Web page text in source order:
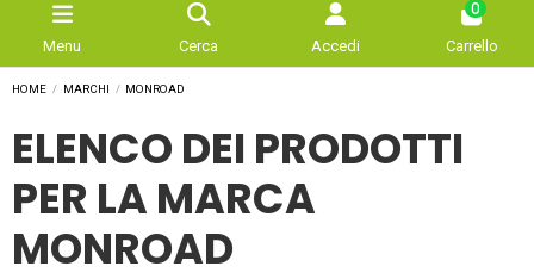
Menu Cerca Accedi
0
Carrello
HOME MARCHI MONROAD
ELENCO DEI PRODOTTI
PER LA MARCA
MONROAD